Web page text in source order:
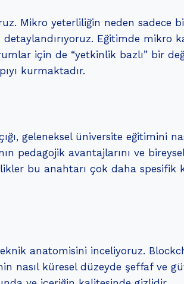
Mikro yeterliliğin neden sadece
Eğitimde mikro
için de “yetkinlik bazlı” bir
kurmaktadır.
geleneksel üniversite eğitimini
pedagojik avantajlarını ve
bu anahtarı çok daha spesifik
anatomisini inceliyoruz.
nasıl küresel düzeyde şeffaf ve